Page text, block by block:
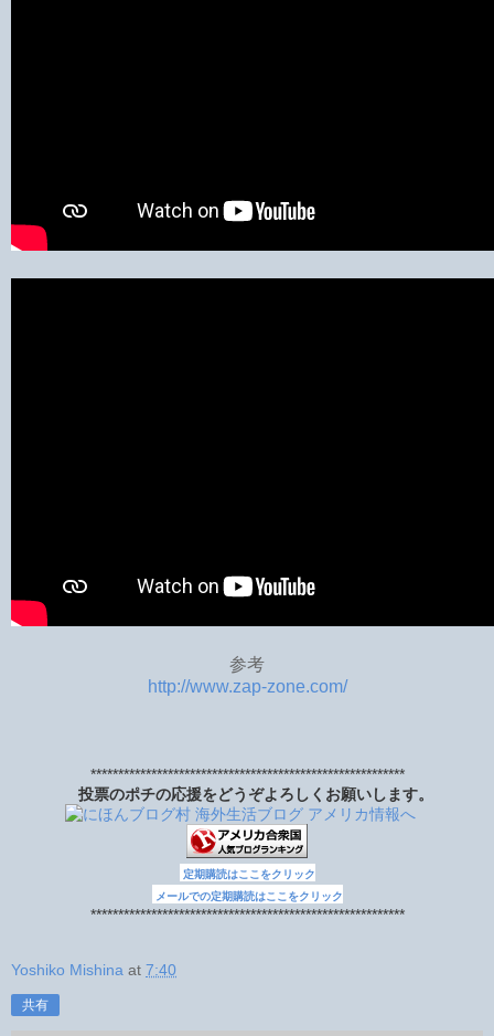
参考
http://www.zap-zone.com/
*********************************************************
投票のポチの応援をどうぞよろしくお願いします。
定期購読はここをクリック
メールでの定期購読はここをクリック
*********************************************************
Yoshiko Mishina at 7:40
共有